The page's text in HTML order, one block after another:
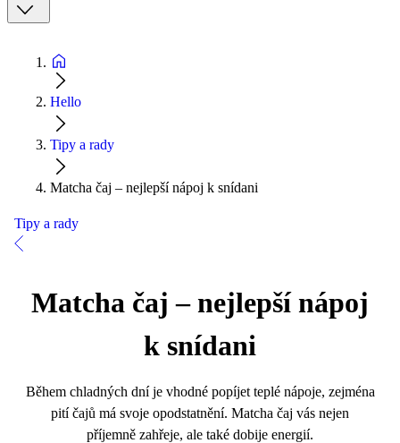
Hello
Tipy a rady
Matcha čaj – nejlepší nápoj k snídani
Tipy a rady
Matcha čaj – nejlepší nápoj
k snídani
Během chladných dní je vhodné popíjet teplé nápoje, zejména
pití čajů má svoje opodstatnění. Matcha čaj vás nejen
příjemně zahřeje, ale také dobije energií.